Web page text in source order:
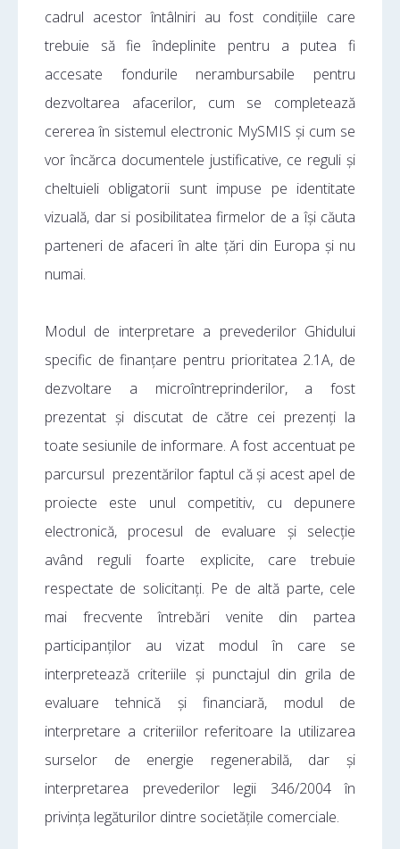
cadrul acestor întâlniri au fost condițiile care
trebuie să fie îndeplinite pentru a putea fi
accesate fondurile nerambursabile pentru
dezvoltarea afacerilor, cum se completează
cererea în sistemul electronic MySMIS și cum se
vor încărca documentele justificative, ce reguli și
cheltuieli obligatorii sunt impuse pe identitate
vizuală, dar si posibilitatea firmelor de a își căuta
parteneri de afaceri în alte țări din Europa și nu
numai.
Modul de interpretare a prevederilor Ghidului
specific de finanțare pentru prioritatea 2.1A, de
dezvoltare a microîntreprinderilor, a fost
prezentat și discutat de către cei prezenți la
toate sesiunile de informare. A fost accentuat pe
parcursul prezentărilor faptul că și acest apel de
proiecte este unul competitiv, cu depunere
electronică, procesul de evaluare și selecție
având reguli foarte explicite, care trebuie
respectate de solicitanți. Pe de altă parte, cele
mai frecvente întrebări venite din partea
participanților au vizat modul în care se
interpretează criteriile și punctajul din grila de
evaluare tehnică și financiară, modul de
interpretare a criteriilor referitoare la utilizarea
surselor de energie regenerabilă, dar și
interpretarea prevederilor legii 346/2004 în
privința legăturilor dintre societățile comerciale.